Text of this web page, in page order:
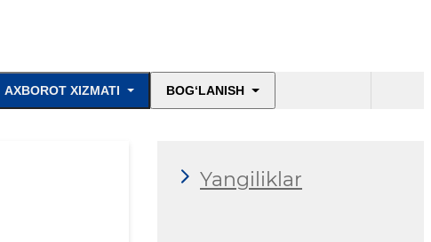
AXBOROT XIZMATI BOG‘LANISH
Yangiliklar